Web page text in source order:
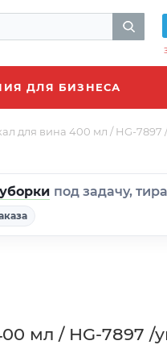
ДЛЯ БИЗНЕСА
для вина 400 мл / HG-
под задачу,
мл / HG-7897 /